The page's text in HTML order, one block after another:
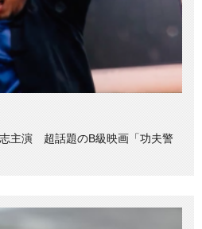
主演 超話題のB級映画「功夫警